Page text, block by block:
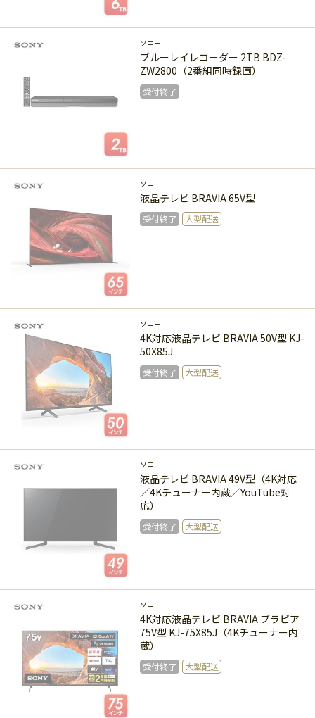
受付終了
ソニー
ブルーレイレコーダー 2TB BDZ-
ZW2800（2番組同時録画）
受付終了
受付終了
ソニー
液晶テレビ BRAVIA 65V型
受付終了 大型配送
受付終了
ソニー
4K対応液晶テレビ BRAVIA 50V型 KJ-
50X85J
受付終了 大型配送
受付終了
ソニー
液晶テレビ BRAVIA 49V型（4K対応
／4Kチューナー内蔵／YouTube対
応）
受付終了 大型配送
受付終了
ソニー
4K対応液晶テレビ BRAVIA ブラビア
75V型 KJ-75X85J（4Kチューナー内
蔵）
受付終了 大型配送